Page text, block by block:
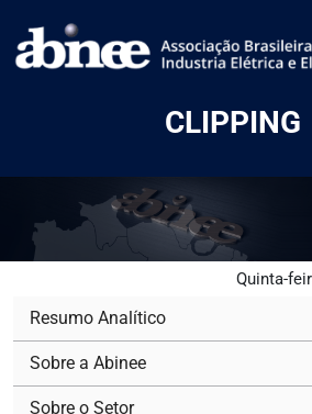
CLIPPING
Quinta-
Resumo Analítico
Sobre a Abinee
Sobre o Setor